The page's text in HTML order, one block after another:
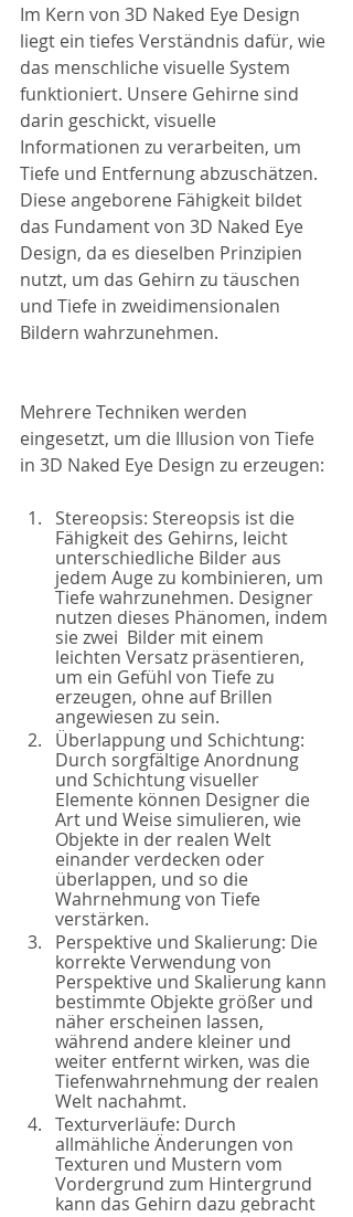
Im Kern von 3D Naked Eye Design
liegt ein tiefes Verständnis dafür, wie
das menschliche visuelle System
funktioniert. Unsere Gehirne sind
darin geschickt, visuelle
Informationen zu verarbeiten, um
Tiefe und Entfernung abzuschätzen.
Diese angeborene Fähigkeit bildet
das Fundament von 3D Naked Eye
Design, da es dieselben Prinzipien
nutzt, um das Gehirn zu täuschen
und Tiefe in zweidimensionalen
Bildern wahrzunehmen.
Mehrere Techniken werden
eingesetzt, um die Illusion von Tiefe
in 3D Naked Eye Design zu erzeugen:
Stereopsis: Stereopsis ist die
Fähigkeit des Gehirns, leicht
unterschiedliche Bilder aus
jedem Auge zu kombinieren, um
Tiefe wahrzunehmen. Designer
nutzen dieses Phänomen, indem
sie zwei  Bilder mit einem
leichten Versatz präsentieren,
um ein Gefühl von Tiefe zu
erzeugen, ohne auf Brillen
angewiesen zu sein.
Überlappung und Schichtung:
Durch sorgfältige Anordnung
und Schichtung visueller
Elemente können Designer die
Art und Weise simulieren, wie
Objekte in der realen Welt
einander verdecken oder
überlappen, und so die
Wahrnehmung von Tiefe
verstärken.
Perspektive und Skalierung: Die
korrekte Verwendung von
Perspektive und Skalierung kann
bestimmte Objekte größer und
näher erscheinen lassen,
während andere kleiner und
weiter entfernt wirken, was die
Tiefenwahrnehmung der realen
Welt nachahmt.
Texturverläufe: Durch
allmähliche Änderungen von
Texturen und Mustern vom
Vordergrund zum Hintergrund
kann das Gehirn dazu gebracht